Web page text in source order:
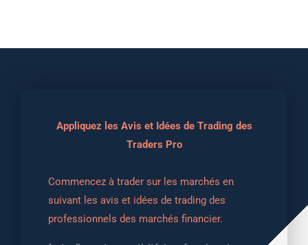
Appliquez les Avis et Idées de Trading des
Traders Pro
Commencez à trader sur les marchés en
suivant les avis et idées de trading des
professionnels des marchés financier.